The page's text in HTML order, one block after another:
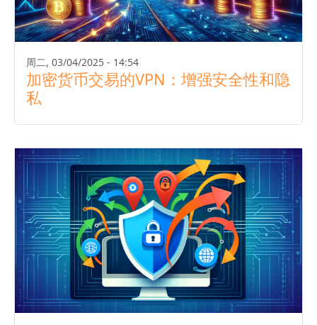
周二, 03/04/2025 - 14:54
加密货币交易的VPN：增强安全性和隐
私